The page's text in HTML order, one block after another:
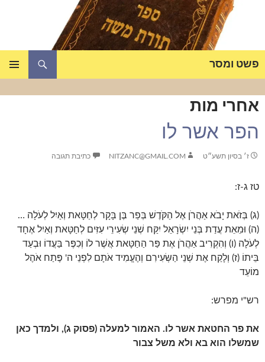
פשט ומסר
אחרי מות
הפר אשר לו
ז׳ בסיון תשע״ט NITZANC@GMAIL.COM כתיבת תגובה
טז ג-ז:
(ג) בְּזֹאת יָבֹא אַהֲרֹן אֶל הַקֹּדֶשׁ בְּפַר בֶּן בָּקָר לְחַטָּאת וְאַיִל לְעֹלָה …
(ה) וּמֵאֵת עֲדַת בְּנֵי יִשְׂרָאֵל יִקַּח שְׁנֵי שְׂעִירֵי עִזִּים לְחַטָּאת וְאַיִל אֶחָד
לְעֹלָה (ו) וְהִקְרִיב אַהֲרֹן אֶת פַּר הַחַטָּאת אֲשֶׁר לוֹ וְכִפֶּר בַּעֲדוֹ וּבְעַד
בֵּיתוֹ (ז) וְלָקַח אֶת שְׁנֵי הַשְּׂעִירִם וְהֶעֱמִיד אֹתָם לִפְנֵי ה' פֶּתַח אֹהֶל
מוֹעֵד
רש"י מפרש:
את פר החטאת אשר לו. האמור למעלה (פסוק ג), ולמדך כאן
שמשלו הוא בא ולא משל צבור